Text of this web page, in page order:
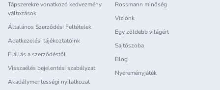
Tápszerekre vonatkozó kedvezmény
változások
Általános Szerződési Feltételek
Adatkezelési tájékoztatóink
Elállás a szerződéstől
Visszaélés bejelentési szabályzat
Akadálymentességi nyilatkozat
Rossmann minőség
Víziónk
Egy zöldebb világért
Sajtószoba
Blog
Nyereményjáték